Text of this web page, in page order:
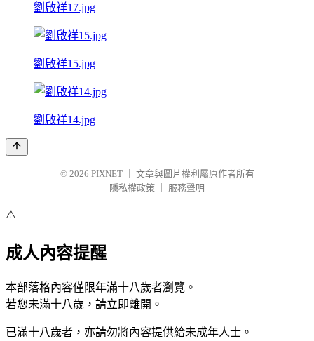
劉啟祥17.jpg
劉啟祥15.jpg
劉啟祥14.jpg
© 2026 PIXNET
文章與圖片權利屬原作者所有
隱私權政策
服務聲明
⚠️
成人內容提醒
本部落格內容僅限年滿十八歲者瀏覽。
若您未滿十八歲，請立即離開。
已滿十八歲者，亦請勿將內容提供給未成年人士。